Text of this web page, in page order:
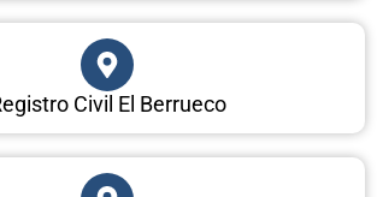
Civil El Berrueco